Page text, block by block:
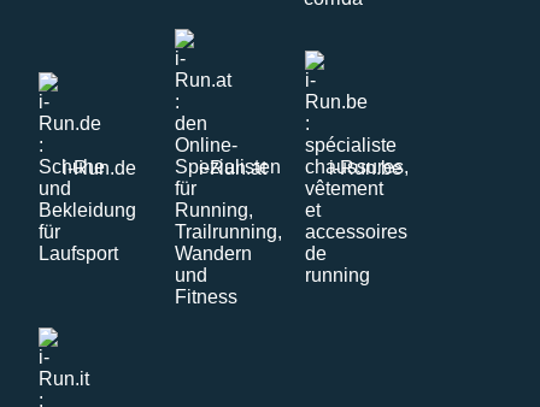
i-Run.de i-Run.at i-Run.be